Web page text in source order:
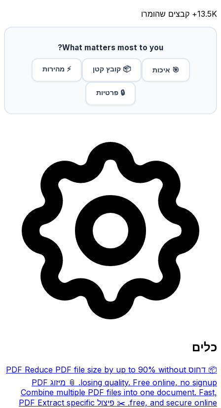
13.5K+ קבצים שהומרו
What matters most to you?
🎯 איכות 📦 קובץ קטן ⚡ מהירות
🔒 פרטיות
כלים
📦 דחוס PDF Reduce PDF file size by up to 90% without
losing quality. Free online, no signup.
📎 מיזוג PDF
Combine multiple PDF files into one document. Fast,
free, and secure online.
✂️ פיצול PDF Extract specific